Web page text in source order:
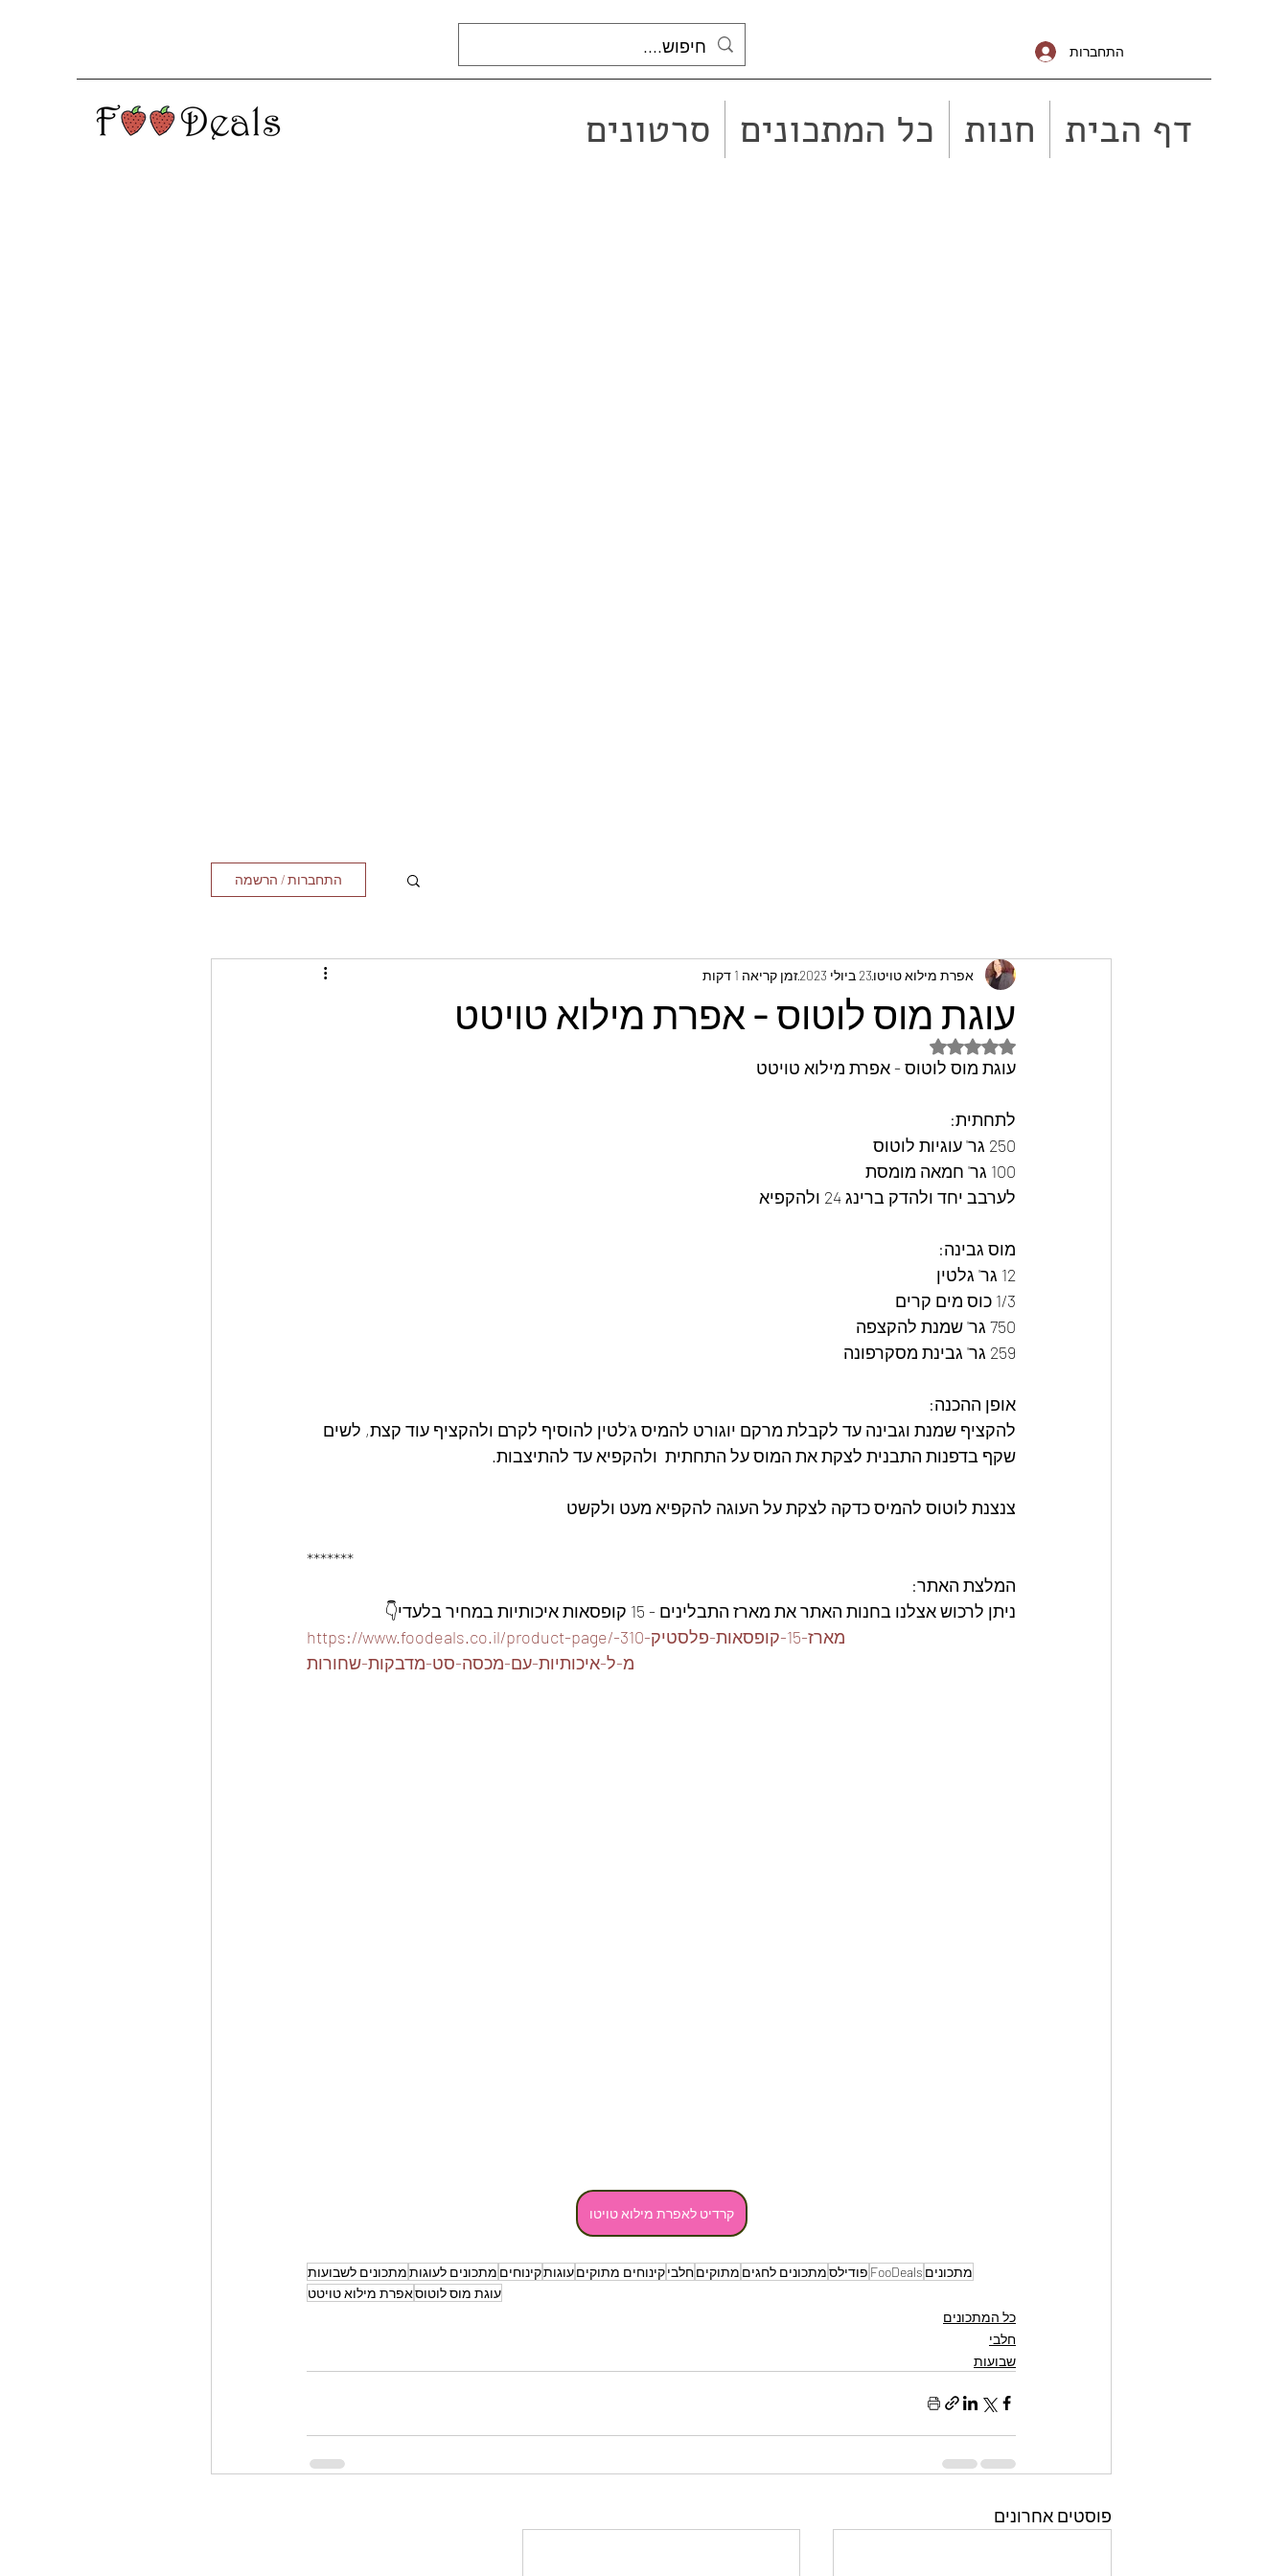
התחברות
דף הבית חנות כל המתכונים סרטונים
התחברות / הרשמה
עוגת מוס לוטוס - אפרת מילוא טויטט
אפרת מילוא טויטו23 ביולי 2023 זמן קריאה 1 דקות
דירוג של NaN מתוך 5 כוכבים
עוגת מוס לוטוס - אפרת מילוא טויטט
לתחתית:
250 גר' עוגיות לוטוס
100 גר' חמאה מומסת
לערבב יחד ולהדק ברינג 24 ולהקפיא
מוס גבינה:
12 גר' גלטין
1/3 כוס מים קרים
750 גר' שמנת להקצפה
259 גר' גבינת מסקרפונה
אופן ההכנה:
להקציף שמנת וגבינה עד לקבלת מרקם יוגורט להמיס ג'לטין להוסיף לקרם ולהקציף עוד קצת, לשים
שקף בדפנות התבנית לצקת את המוס על התחתית  ולהקפיא עד להתיצבות.
צנצנת לוטוס להמיס כדקה לצקת על העוגה להקפיא מעט ולקשט
*******
המלצת האתר:
ניתן לרכוש אצלנו בחנות האתר את מארז התבלינים - 15 קופסאות איכותיות במחיר בלעדי👇
https://www.foodeals.co.il/product-page/מארז-15-קופסאות-פלסטיק-310-
מ-ל-איכותיות-עם-מכסה-סט-מדבקות-שחורות
קרדיט לאפרת מילוא טויטו
מתכונים FooDeals פודילסמתכונים לחגים מתוקיםחלביקינוחים מתוקיםעוגותקינוחים מתכונים לעוגותמתכונים לשבועות
עוגת מוס לוטוסאפרת מילוא טויטט
כל המתכונים
חלבי
שבועות
פוסטים אחרונים